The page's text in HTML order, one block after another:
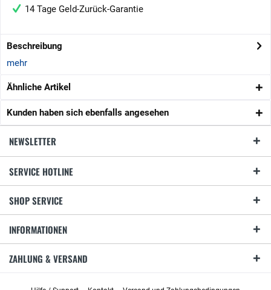
14 Tage Geld-Zurück-Garantie
Beschreibung
mehr
Ähnliche Artikel
Kunden haben sich ebenfalls angesehen
NEWSLETTER
SERVICE HOTLINE
SHOP SERVICE
INFORMATIONEN
ZAHLUNG & VERSAND